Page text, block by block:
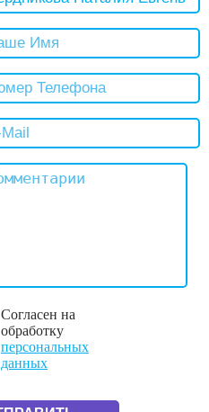
Согласен на
обработку
персональных
данных